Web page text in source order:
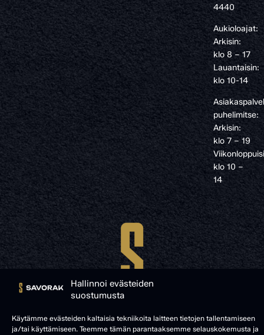
Hallinnoi evästeiden
suostumusta
Käytämme evästeiden kaltaisia tekniikoita laitteen tietojen tallentamiseen
ja/tai käyttämiseen. Teemme tämän parantaaksemme selauskokemusta ja
4440
Aukioloajat:
Arkisin:
klo 8 – 17
Lauantaisin:
klo 10-14
puhelimitse:
Arkisin:
klo 7 – 19
klo 10 –
14